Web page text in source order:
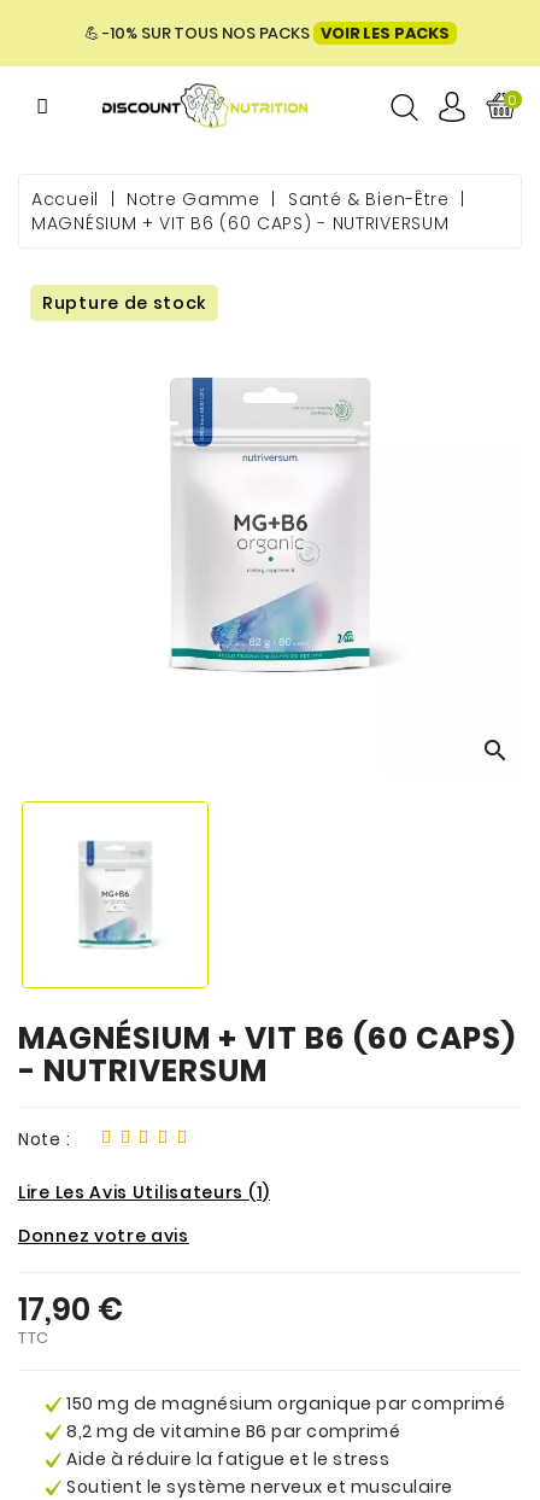
💪 -10% SUR TOUS NOS PACKS VOIR LES PACKS
0
Accueil Notre Gamme
Santé & Bien-Être
MAGNÉSIUM + VIT B6 (60 CAPS) - NUTRIVERSUM
Rupture de stock
search
MAGNÉSIUM + VIT B6 (60 CAPS)
- NUTRIVERSUM
Note :
Lire Les Avis Utilisateurs (1)
Donnez votre avis
17,90 €
TTC
150 mg de magnésium organique par comprimé
8,2 mg de vitamine B6 par comprimé
Aide à réduire la fatigue et le stress
Soutient le système nerveux et musculaire